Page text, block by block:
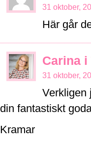
31 oktober,
Här går
Carina i
31 oktober,
Verkligen
din fantastiskt
Kramar